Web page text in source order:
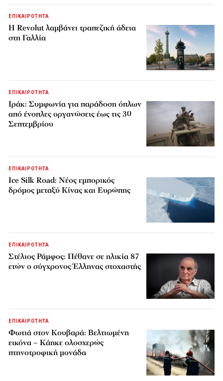
ΕΠΙΚΑΙΡΟΤΗΤΑ
Η Revolut λαμβάνει τραπεζική άδεια
στη Γαλλία
ΕΠΙΚΑΙΡΟΤΗΤΑ
Ιράκ: Συμφωνία για παράδοση όπλων
από ένοπλες οργανώσεις έως τις 30
Σεπτεμβρίου
ΕΠΙΚΑΙΡΟΤΗΤΑ
Ice Silk Road: Nέος εμπορικός
δρόμος μεταξύ Κίνας και Ευρώπης
ΕΠΙΚΑΙΡΟΤΗΤΑ
Στέλιος Ράμφος: Πέθανε σε ηλικία 87
ετών ο σύγχρονος Έλληνας στοχαστής
ΕΠΙΚΑΙΡΟΤΗΤΑ
Φωτιά στον Κουβαρά: Βελτιωμένη
εικόνα – Κάηκε ολοσχερώς
πτηνοτροφική μονάδα